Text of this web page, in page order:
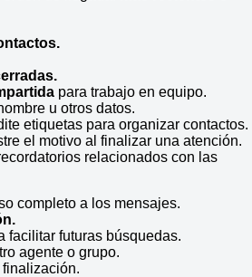
para trabajo en equipo.
u otros datos.
etiquetas para organizar contactos.
el motivo al finalizar una atención.
relacionados con las
completo a los mensajes.
facilitar futuras búsquedas.
agente o grupo.
finalización.